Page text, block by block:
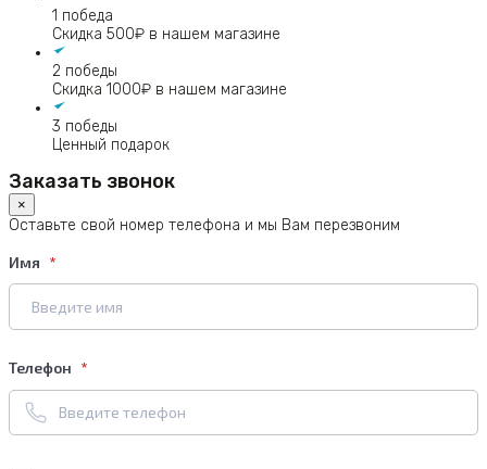
1 победа
Скидка 500₽ в нашем магазине
2 победы
Скидка 1000₽ в нашем магазине
3 победы
Ценный подарок
Заказать звонок
×
Оставьте свой номер телефона и мы Вам перезвоним
Имя
Телефон